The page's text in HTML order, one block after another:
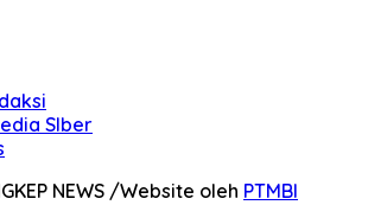
SIber
NEWS /Website oleh PTMBI